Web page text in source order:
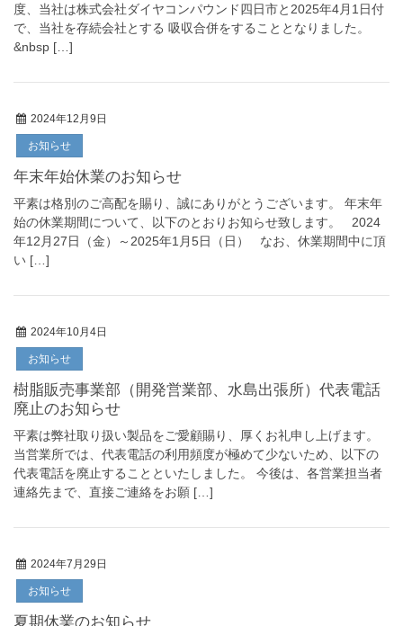
度、当社は株式会社ダイヤコンパウンド四日市と2025年4月1日付
で、当社を存続会社とする 吸収合併をすることとなりました。
&nbsp […]
2024年12月9日
お知らせ
年末年始休業のお知らせ
平素は格別のご高配を賜り、誠にありがとうございます。 年末年
始の休業期間について、以下のとおりお知らせ致します。 2024
年12月27日（金）～2025年1月5日（日） なお、休業期間中に頂
い […]
2024年10月4日
お知らせ
樹脂販売事業部（開発営業部、水島出張所）代表電話
廃止のお知らせ
平素は弊社取り扱い製品をご愛顧賜り、厚くお礼申し上げます。
当営業所では、代表電話の利用頻度が極めて少ないため、以下の
代表電話を廃止することといたしました。 今後は、各営業担当者
連絡先まで、直接ご連絡をお願 […]
2024年7月29日
お知らせ
夏期休業のお知らせ